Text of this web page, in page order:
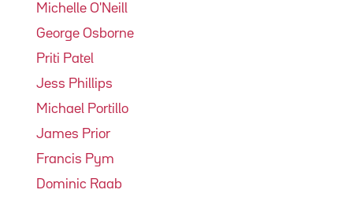
Michelle O'Neill
George Osborne
Priti Patel
Jess Phillips
Michael Portillo
James Prior
Francis Pym
Dominic Raab